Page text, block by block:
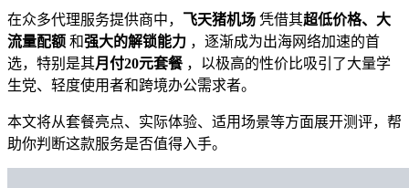
在众多代理服务提供商中， 飞天猪机场 凭借其超低价格、大
流量配额 和强大的解锁能力 ，逐渐成为出海网络加速的首
选，特别是其月付20元套餐 ，以极高的性价比吸引了大量学
生党、轻度使用者和跨境办公需求者。
本文将从套餐亮点、实际体验、适用场景等方面展开测评，帮
助你判断这款服务是否值得入手。